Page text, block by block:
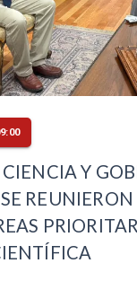
Y
REUNIERON